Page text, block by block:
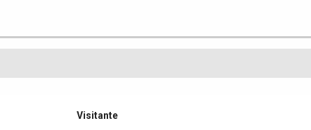
Visitante